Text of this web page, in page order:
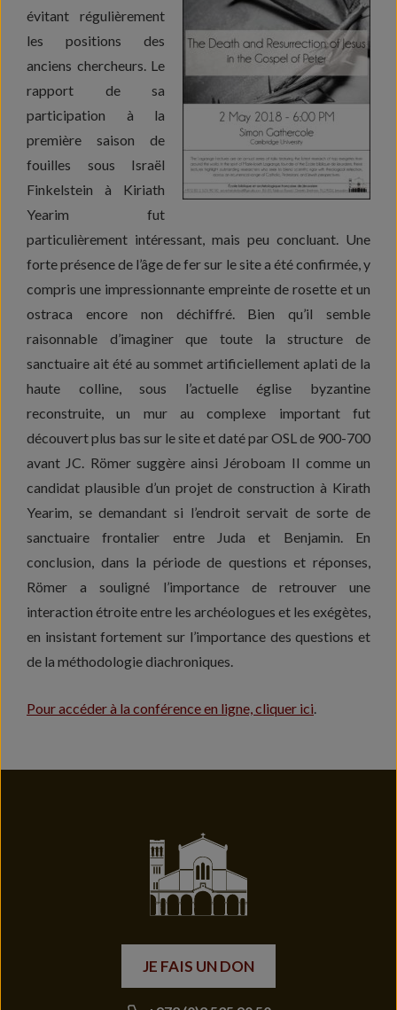
évitant régulièrement
les positions des
anciens chercheurs. Le
rapport de sa
participation à la
première saison de
fouilles sous Israël
Finkelstein à Kiriath
Yearim fut
particulièrement intéressant, mais peu concluant. Une
forte présence de l’âge de fer sur le site a été confirmée, y
compris une impressionnante empreinte de rosette et un
ostraca encore non déchiffré. Bien qu’il semble
raisonnable d’imaginer que toute la structure de
sanctuaire ait été au sommet artificiellement aplati de la
haute colline, sous l’actuelle église byzantine
reconstruite, un mur au complexe important fut
découvert plus bas sur le site et daté par OSL de 900-700
avant JC. Römer suggère ainsi Jéroboam II comme un
candidat plausible d’un projet de construction à Kirath
Yearim, se demandant si l’endroit servait de sorte de
sanctuaire frontalier entre Juda et Benjamin. En
conclusion, dans la période de questions et réponses,
Römer a souligné l’importance de retrouver une
interaction étroite entre les archéologues et les exégètes,
en insistant fortement sur l’importance des questions et
de la méthodologie diachroniques.
Pour accéder à la conférence en ligne, cliquer ici
JE FAIS UN DON